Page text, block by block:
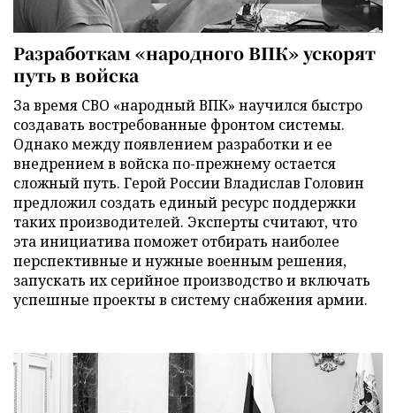
Разработкам «народного ВПК» ускорят
путь в войска
За время СВО «народный ВПК» научился быстро
создавать востребованные фронтом системы.
Однако между появлением разработки и ее
внедрением в войска по-прежнему остается
сложный путь. Герой России Владислав Головин
предложил создать единый ресурс поддержки
таких производителей. Эксперты считают, что
эта инициатива поможет отбирать наиболее
перспективные и нужные военным решения,
запускать их серийное производство и включать
успешные проекты в систему снабжения армии.